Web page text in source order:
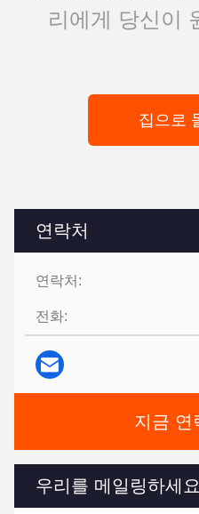
연락처
연락처:
전화:
지금 연
우리를 메일링하세요
리에게 당신이
집으로